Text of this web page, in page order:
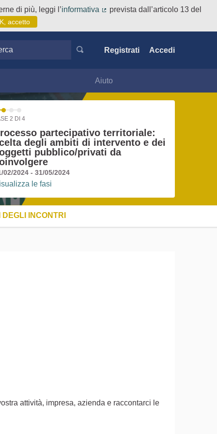
di più, leggi l’informativa
prevista dall’articolo 13 del
accetto
Registrati Accedi
Aiuto
2 DI 4
partecipativo territoriale:
degli ambiti di intervento e dei
pubblico/privati da
02/2024 - 31/05/2024
le fasi
INCONTRI
attività, impresa, azienda e raccontarci le